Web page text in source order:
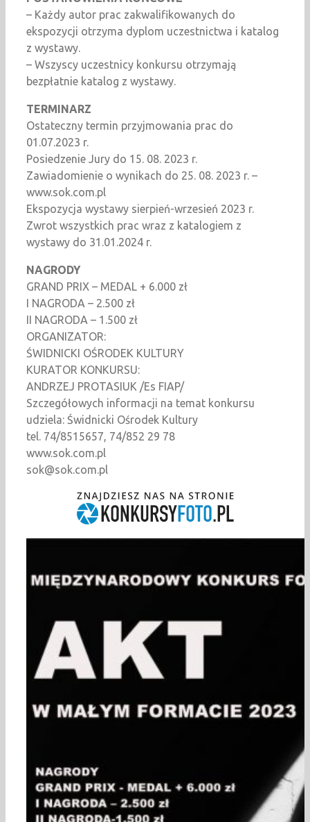
– Każdy autor prac zakwalifikowanych do
ekspozycji otrzyma dyplom uczestnictwa i katalog
z wystawy.
– Wszyscy uczestnicy konkursu otrzymają
bezpłatnie katalog z wystawy.
TERMINARZ
Ostateczny termin przyjmowania prac do
01.07.2023 r.
Posiedzenie Jury do 15. 08. 2023 r.
Zawiadomienie o wynikach do 25. 08. 2023 r. –
www.sok.com.pl
Ekspozycja wystawy sierpień-wrzesień 2023 r.
Zwrot wszystkich prac wraz z katalogiem z
wystawy do 31.01.2024 r.
NAGRODY
GRAND PRIX – MEDAL + 6.000 zł
I NAGRODA – 2.500 zł
II NAGRODA – 1.500 zł
ORGANIZATOR:
ŚWIDNICKI OŚRODEK KULTURY
KURATOR KONKURSU:
ANDRZEJ PROTASIUK /Es FIAP/
Szczegółowych informacji na temat konkursu
udziela: Świdnicki Ośrodek Kultury
tel. 74/8515657, 74/852 29 78
www.sok.com.pl
sok@sok.com.pl